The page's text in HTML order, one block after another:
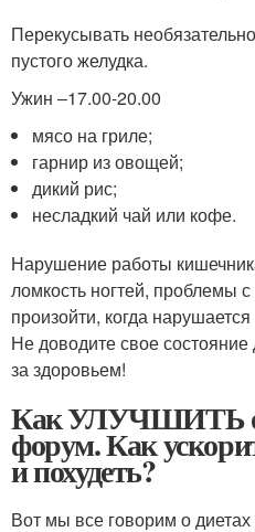
Перекусывать
пустого желудка.
Ужин ‒17.00-20.00
мясо на гриле;
гарнир из овощей;
дикий рис;
несладкий чай или кофе.
Нарушение работы
ломкость ногтей, проблемы
произойти, когда
Не доводите свое
за здоровьем!
Как УЛУЧШИТЬ
форум. Как
и похудеть?
Вот мы все говорим о